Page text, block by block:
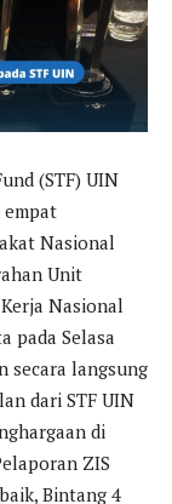
(STF) UIN
empat
Nasional
Unit
Nasional
pada Selasa
secara langsung
dari STF UIN
di
ZIS
Bintang 4